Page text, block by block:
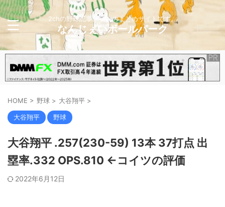
2chの野球記事メインのまとめサイトです。
なんじぇいボールパーク
HOME > 野球 > 大谷翔平 >
大谷翔平 野球
大谷翔平 .257(230-59) 13本 37打点 出
塁率.332 OPS.810 ←コイツの評価
2022年6月12日